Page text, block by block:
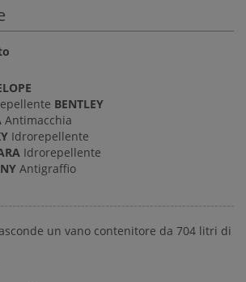
BENTLEY
Antimacchia
Idrorepellente
Idrorepellente
Antigraffio
un vano contenitore da 704 litri di